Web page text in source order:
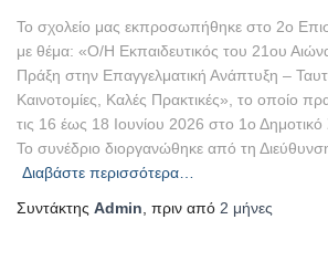
Το σχολείο μας εκπροσωπήθηκε στο 2ο
με θέμα: «Ο/Η Εκπαιδευτικός του 21ου
Πράξη στην Επαγγελματική Ανάπτυξη –
Καινοτομίες, Καλές Πρακτικές», το οποίο
τις 16 έως 18 Ιουνίου 2026 στο 1ο Δημοτικό
Το συνέδριο διοργανώθηκε από τη
Διαβάστε περισσότερα…
Συντάκτης Admin , πριν από 2 μήνες